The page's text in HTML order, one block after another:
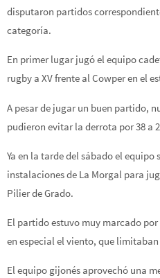
disputaron partidos
categoría.
En primer lugar jugó el equipo
rugby a XV frente al Cowper en el
A pesar de jugar un buen partido,
pudieron evitar la derrota por 38 a
Ya en la tarde del sábado el equipo
instalaciones de La Morgal para
Pilier de Grado.
El partido estuvo muy marcado
en especial el viento, que
El equipo gijonés aprovechó una